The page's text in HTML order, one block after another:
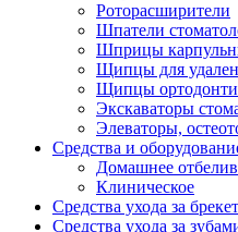
Роторасширители
Шпатели
Шприцы
Щипцы для
Щипцы
Экскаваторы
Элеваторы,
Средства и
Домашнее
Клиническое
Средства ухода за
Средства ухода за